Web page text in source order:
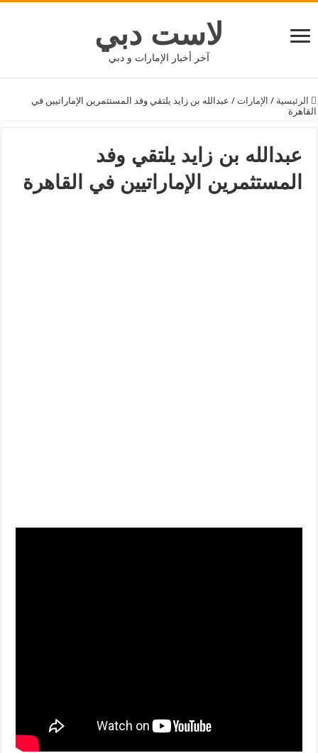
لاست دبي
آخر أخبار الإمارات و دبي
الرئيسية / الإمارات / عبدالله بن زايد يلتقي وفد المستثمرين الإماراتيين في
القاهرة
عبدالله بن زايد يلتقي وفد
المستثمرين الإماراتيين في القاهرة